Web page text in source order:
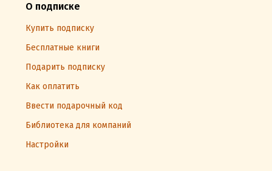
О подписке
Купить подписку
Бесплатные книги
Подарить подписку
Как оплатить
Ввести подарочный код
Библиотека для компаний
Настройки